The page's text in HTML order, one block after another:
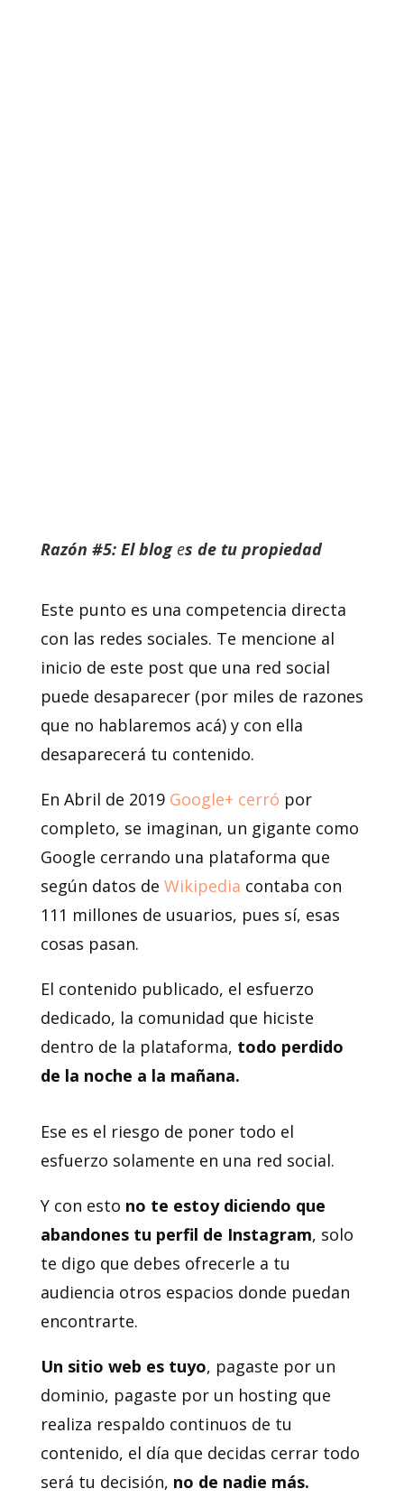
Razón #5: El bloges de tu propiedad
Este punto es una competencia directa
con las redes sociales. Te mencione al
inicio de este post que una red social
puede desaparecer (por miles de razones
que no hablaremos acá) y con ella
desaparecerá tu contenido.
En Abril de 2019 Google+ cerró por
completo, se imaginan, un gigante como
Google cerrando una plataforma que
según datos de Wikipedia contaba con
111 millones de usuarios, pues sí, esas
cosas pasan.
El contenido publicado, el esfuerzo
dedicado, la comunidad que hiciste
dentro de la plataforma, todo perdido
de la noche a la mañana.
Ese es el riesgo de poner todo el
esfuerzo solamente en una red social.
Y con esto no te estoy diciendo que
abandones tu perfil de Instagram, solo
te digo que debes ofrecerle a tu
audiencia otros espacios donde puedan
encontrarte.
Un sitio web es tuyo, pagaste por un
dominio, pagaste por un hosting que
realiza respaldo continuos de tu
contenido, el día que decidas cerrar todo
será tu decisión, no de nadie más.